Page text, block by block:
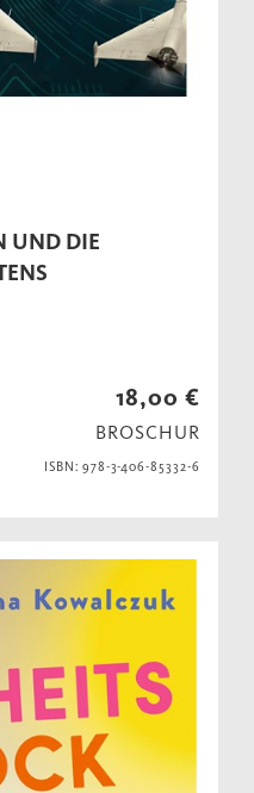
UND DIE
18,00 €
BROSCHUR
ISBN: 978-3-406-85332-6